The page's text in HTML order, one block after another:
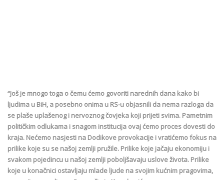
“Još je mnogo toga o čemu ćemo govoriti narednih dana kako bi
ljudima u BiH, a posebno onima u RS-u objasnili da nema razloga da
se plaše uplašenog i nervoznog čovjeka koji prijeti svima. Pametnim
političkim odlukama i snagom institucija ovaj ćemo proces dovesti do
kraja. Nećemo nasjesti na Dodikove provokacije i vratićemo fokus na
prilike koje su se našoj zemlji pružile. Prilike koje jačaju ekonomiju i
svakom pojedincu u našoj zemlji poboljšavaju uslove života. Prilike
koje u konačnici ostavljaju mlade ljude na svojim kućnim pragovima,